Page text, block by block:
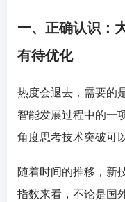
一、正确认识：
有待优化
热度会退去，需要的
智能发展过程中的一
角度思考技术突破可
随着时间的推移，新
指数来看，不论是国